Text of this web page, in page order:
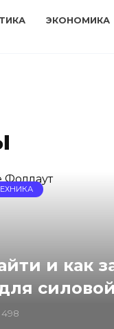
ЭКОНОМИКА
и как
498